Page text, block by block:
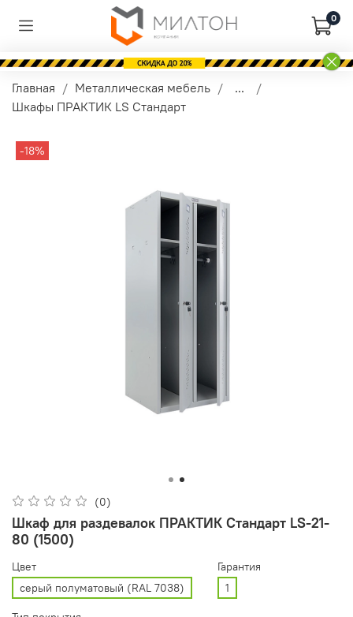
0
Главная Металлическая мебель
...
Шкафы ПРАКТИК LS Стандарт
-18%
(0)
Шкаф для раздевалок ПРАКТИК Стандарт LS-21-
80 (1500)
Цвет
серый полуматовый (RAL 7038)
Гарантия
1